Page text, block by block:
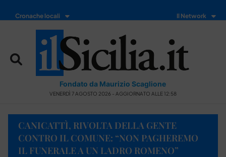
Cronache locali Il Network
Fondato da Maurizio Scaglione
VENERDÌ 7 AGOSTO 2026 - AGGIORNATO ALLE 12:58
CANICATTÌ, RIVOLTA DELLA GENTE
CONTRO IL COMUNE: “NON PAGHEREMO
IL FUNERALE A UN LADRO ROMENO”